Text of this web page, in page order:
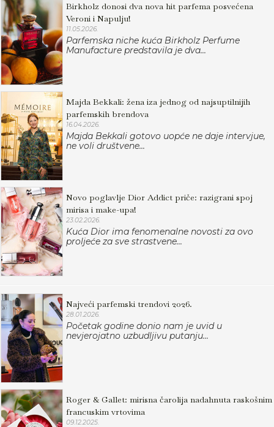
Birkholz donosi dva nova hit parfema posvećena
Veroni i Napulju!
11.05.2026.
Parfemska niche kuća Birkholz Perfume
Manufacture predstavila je dva...
Majda Bekkali: žena iza jednog od najsuptilnijih
parfemskih brendova
16.04.2026.
Majda Bekkali gotovo uopće ne daje intervjue,
ne voli društvene...
Novo poglavlje Dior Addict priče: razigrani spoj
mirisa i make-upa!
23.02.2026.
Kuća Dior ima fenomenalne novosti za ovo
proljeće za sve strastvene...
Najveći parfemski trendovi 2026.
28.01.2026.
Početak godine donio nam je uvid u
nevjerojatno uzbudljivu putanju...
Roger & Gallet: mirisna čarolija nadahnuta raskošnim
francuskim vrtovima
09.12.2025.